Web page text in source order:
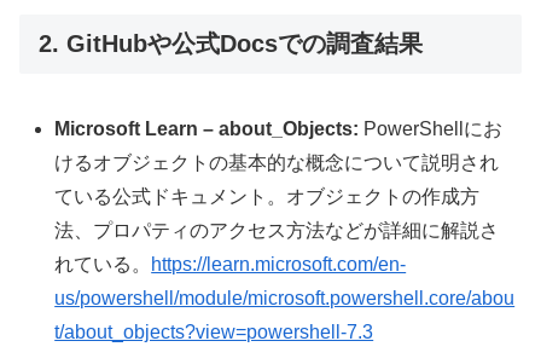
2. GitHubや公式Docsでの調査結果
Microsoft Learn – about_Objects: PowerShellにお
けるオブジェクトの基本的な概念について説明され
ている公式ドキュメント。オブジェクトの作成方
法、プロパティのアクセス方法などが詳細に解説さ
れている。
https://learn.microsoft.com/en-
us/powershell/module/microsoft.powershell.core/abou
t/about_objects?view=powershell-7.3